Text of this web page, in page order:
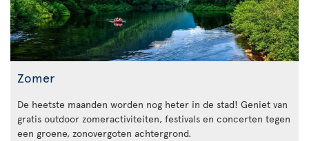
Zomer
De heetste maanden worden nog heter in de stad! Geniet van
gratis outdoor zomeractiviteiten, festivals en concerten tegen
een groene, zonovergoten achtergrond.